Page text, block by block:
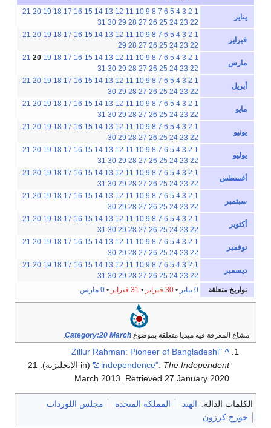
يناير
1
2
3
4
5
6
7
8
9
10
11
12
13
14
15
16
17
18
19
20
21
22
23
24
25
26
27
28
29
30
31
فبراير
1
2
3
4
5
6
7
8
9
10
11
12
13
14
15
16
17
18
19
20
21
22
23
24
25
26
27
28
29
مارس
1
2
3
4
5
6
7
8
9
10
11
12
13
14
15
16
17
18
19
20
21
22
23
24
25
26
27
28
29
30
31
أبريل
1
2
3
4
5
6
7
8
9
10
11
12
13
14
15
16
17
18
19
20
21
22
23
24
25
26
27
28
29
30
مايو
1
2
3
4
5
6
7
8
9
10
11
12
13
14
15
16
17
18
19
20
21
22
23
24
25
26
27
28
29
30
31
يونيو
1
2
3
4
5
6
7
8
9
10
11
12
13
14
15
16
17
18
19
20
21
22
23
24
25
26
27
28
29
30
يوليو
1
2
3
4
5
6
7
8
9
10
11
12
13
14
15
16
17
18
19
20
21
22
23
24
25
26
27
28
29
30
31
أغسطس
1
2
3
4
5
6
7
8
9
10
11
12
13
14
15
16
17
18
19
20
21
22
23
24
25
26
27
28
29
30
31
سبتمبر
1
2
3
4
5
6
7
8
9
10
11
12
13
14
15
16
17
18
19
20
21
22
23
24
25
26
27
28
29
30
أكتوبر
1
2
3
4
5
6
7
8
9
10
11
12
13
14
15
16
17
18
19
20
21
22
23
24
25
26
27
28
29
30
31
نوفمبر
1
2
3
4
5
6
7
8
9
10
11
12
13
14
15
16
17
18
19
20
21
22
23
24
25
26
27
28
29
30
ديسمبر
1
2
3
4
5
6
7
8
9
10
11
12
13
14
15
16
17
18
19
20
21
22
23
24
25
26
27
28
29
30
31
تواريخ متعلقة
0 يناير •30 فبراير • 31 فبراير •0 مارس
مشاع المعرفة فيه ميديا متعلقة بموضوعCategory:20 March
.
^
"Zillur Rahman: Pioneer of Bangladeshi
independence" The Independent
(in الإنجليزية). 21
March 2013 . Retrieved 27 January 2020
الكلمات الدالة: الهند المملكة المتحدة
مجلس اللوردات
جورج كرزون